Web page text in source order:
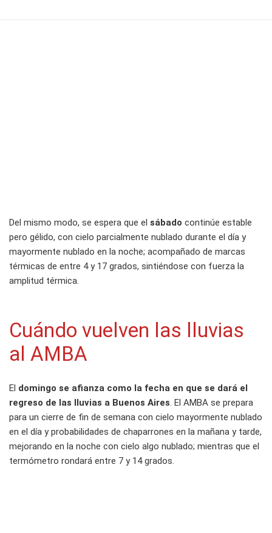
Del mismo modo, se espera que el sábado continúe estable
pero gélido, con cielo parcialmente nublado durante el día y
mayormente nublado en la noche; acompañado de marcas
térmicas de entre 4 y 17 grados, sintiéndose con fuerza la
amplitud térmica.
Cuándo vuelven las lluvias
al AMBA
El domingo se afianza como la fecha en que se dará el
regreso de las lluvias a Buenos Aires. El AMBA se prepara
para un cierre de fin de semana con cielo mayormente nublado
en el día y probabilidades de chaparrones en la mañana y tarde,
mejorando en la noche con cielo algo nublado; mientras que el
termómetro rondará entre 7 y 14 grados.